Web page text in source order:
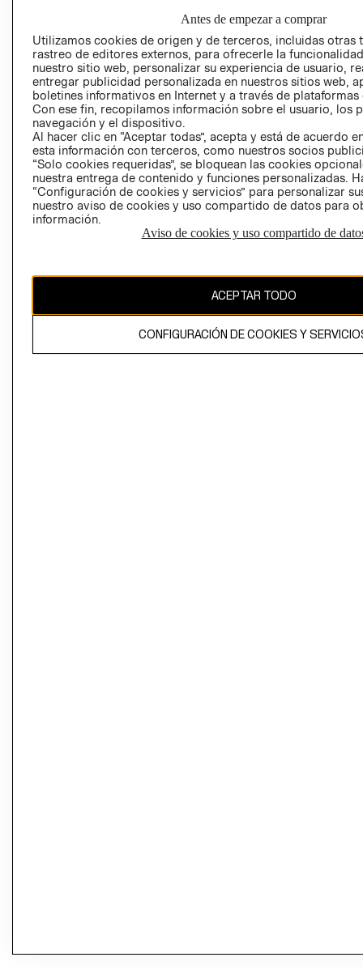
AVISO DE
PRIVACIDAD
GIFT CARD
AVISO DE
CAMBIAR REGIÓN
Antes de empezar a comprar
Utilizamos cookies de origen y de terceros, incluidas otras
rastreo de editores externos, para ofrecerle la
nuestro sitio web, personalizar su experiencia de usuario,
entregar publicidad personalizada en nuestros sitios web,
boletines informativos en Internet y a través de plataformas
Con ese fin, recopilamos información sobre el usuario, los
navegación y el dispositivo.
Al hacer clic en “Aceptar todas”, acepta y está de acuerdo
esta información con terceros, como nuestros socios
“Solo cookies requeridas”, se bloquean las cookies
nuestra entrega de contenido y funciones personalizadas.
“Configuración de cookies y servicios” para personalizar
nuestro aviso de cookies y uso compartido de datos para
información.
Aviso de cookies y uso compartido de
ACEPTAR TODO
CONFIGURACIÓN DE COOKIES Y